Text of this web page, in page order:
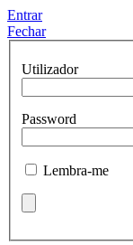
Entrar
Fechar
Utilizador
Password
Lembra-me